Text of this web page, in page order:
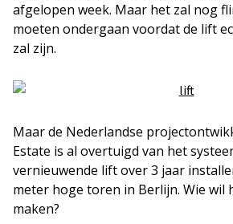
afgelopen week. Maar het zal nog
moeten ondergaan voordat de lift
zal zijn.
Maar de Nederlandse
Estate is al overtuigd van het
vernieuwende lift over 3 jaar
meter hoge toren in Berlijn. Wie wil
maken?